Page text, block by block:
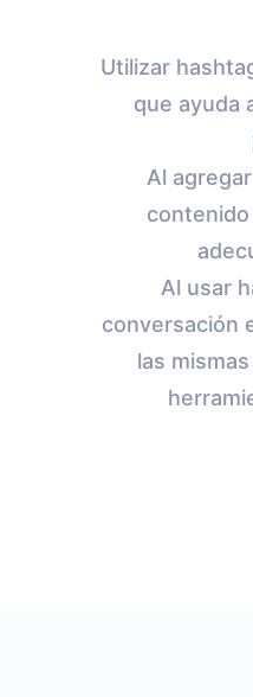
Utilizar
que ayuda
Al
Al usar
conversación
las